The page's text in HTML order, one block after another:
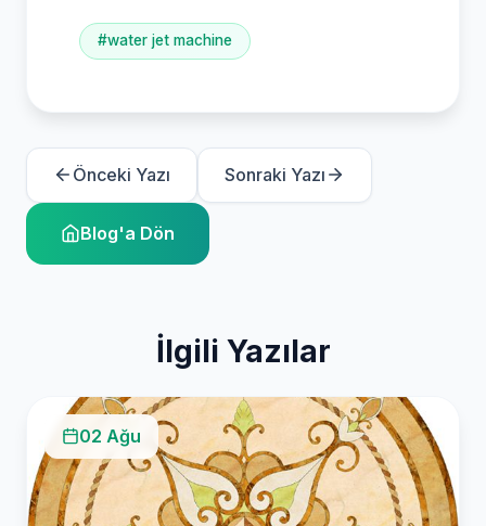
#water jet machine
Önceki Yazı Sonraki Yazı
Blog'a Dön
İlgili Yazılar
02 Ağu